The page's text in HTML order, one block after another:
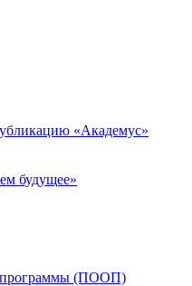
«Академус»
будущее»
программы (ПООП)